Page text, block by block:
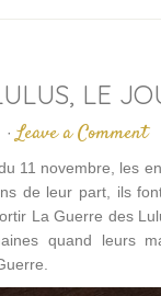
LE
· Leave a Comment
11 novembre, les
de leur part, ils
La Guerre des
quand leurs